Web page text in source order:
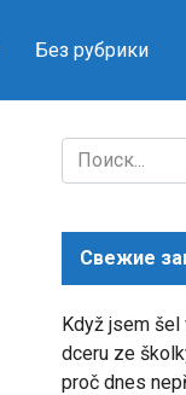
Без рубрики
Search
for:
Свежие
Když jsem
dceru ze
proč dnes